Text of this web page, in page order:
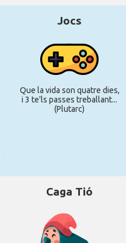
Jocs
Que la vida son quatre dies,
i 3 te'ls passes treballant...
(Plutarc)
Caga Tió